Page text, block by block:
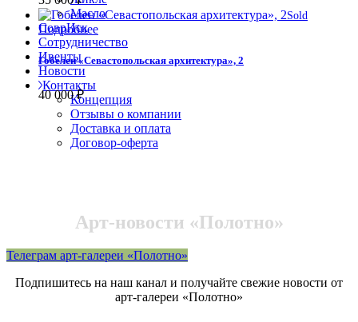
Масло
СоврИск
Сотрудничество
Ивенты
Новости
Контакты
Концепция
Отзывы о компании
Доставка и оплата
Договор-оферта
Sold
Подробнее
Гобелен «Севастопольская архитектура», 2
40 000₽
Арт-новости «Полотно»
Телеграм арт-галереи «Полотно»
Подпишитесь на наш канал и получайте свежие новости от
арт-галереи «Полотно»